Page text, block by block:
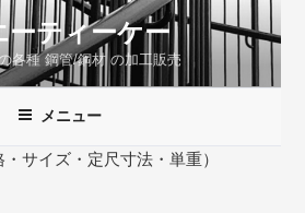
ーティーケー
各種 鋼管/鋼材 の加工販売
メニュー
サイズ・定尺寸法・単重）